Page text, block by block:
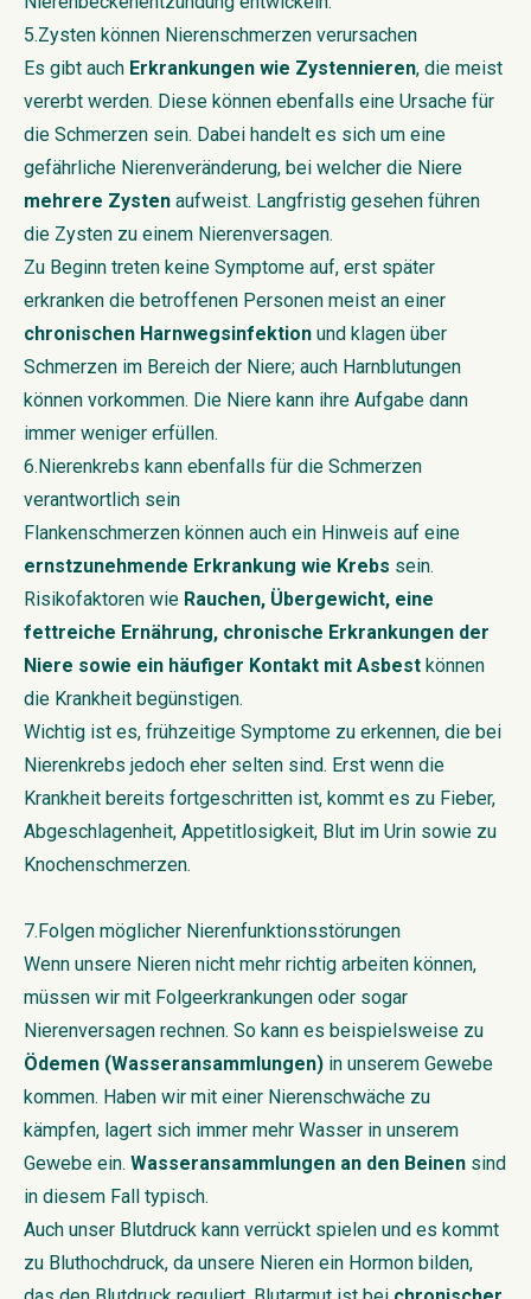
5.Zysten können Nierenschmerzen verursachen
Es gibt auch Erkrankungen wie Zystennieren, die meist
vererbt werden. Diese können ebenfalls eine Ursache für
die Schmerzen sein. Dabei handelt es sich um eine
gefährliche Nierenveränderung, bei welcher die Niere
mehrere Zysten aufweist. Langfristig gesehen führen
die Zysten zu einem Nierenversagen.
Zu Beginn treten keine Symptome auf, erst später
erkranken die betroffenen Personen meist an einer
chronischen Harnwegsinfektion und klagen über
Schmerzen im Bereich der Niere; auch Harnblutungen
können vorkommen. Die Niere kann ihre Aufgabe dann
immer weniger erfüllen.
6.Nierenkrebs kann ebenfalls für die Schmerzen
verantwortlich sein
Flankenschmerzen können auch ein Hinweis auf eine
ernstzunehmende Erkrankung wie Krebs sein.
Risikofaktoren wie Rauchen, Übergewicht, eine
fettreiche Ernährung, chronische Erkrankungen der
Niere sowie ein häufiger Kontakt mit Asbest können
die Krankheit begünstigen.
Wichtig ist es, frühzeitige Symptome zu erkennen, die bei
Nierenkrebs jedoch eher selten sind. Erst wenn die
Krankheit bereits fortgeschritten ist, kommt es zu Fieber,
Abgeschlagenheit, Appetitlosigkeit, Blut im Urin sowie zu
Knochenschmerzen.
7.Folgen möglicher Nierenfunktionsstörungen
Wenn unsere Nieren nicht mehr richtig arbeiten können,
müssen wir mit Folgeerkrankungen oder sogar
Nierenversagen rechnen. So kann es beispielsweise zu
Ödemen (Wasseransammlungen) in unserem Gewebe
kommen. Haben wir mit einer Nierenschwäche zu
kämpfen, lagert sich immer mehr Wasser in unserem
Gewebe ein. Wasseransammlungen an den Beinen sind
in diesem Fall typisch.
Auch unser Blutdruck kann verrückt spielen und es kommt
zu Bluthochdruck, da unsere Nieren ein Hormon bilden,